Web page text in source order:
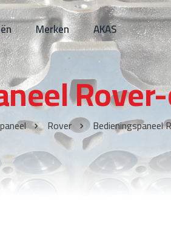
Merken AKAS
Rover Bedieningspaneel